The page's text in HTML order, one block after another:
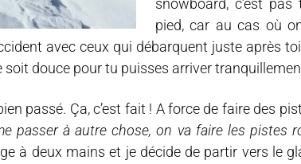
snowboard, c’est
pied, car au cas où
avec ceux qui débarquent juste après
soit douce pour tu puisses arriver
passé. Ça, c’est fait ! A force de faire des
passer à autre chose, on va faire les pistes
à deux mains et je décide de partir vers le